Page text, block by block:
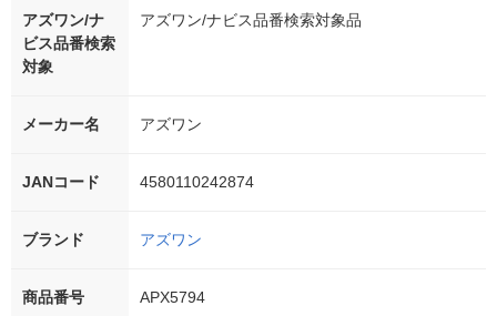
アズワン/ナ
ビス品番検索
対象
アズワン/ナビス品番検索対象品
メーカー名 アズワン
JANコード 4580110242874
ブランド アズワン
商品番号 APX5794